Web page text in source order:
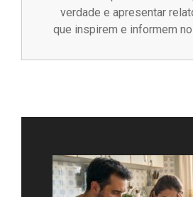
verdade e apresentar
que inspirem e informem